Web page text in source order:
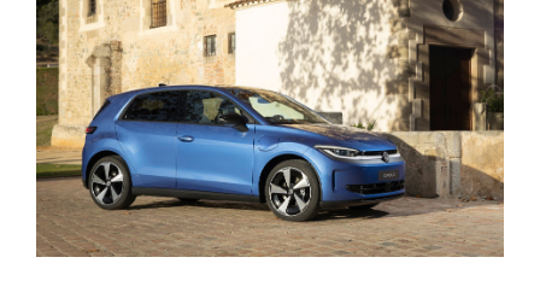
NYHEDER
Tilmeld dig
Danmarks
Aktuelt
TILBEHØR